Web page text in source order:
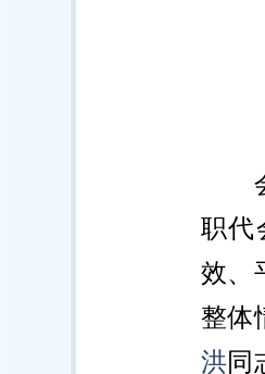
职代
效、
整体
洪同